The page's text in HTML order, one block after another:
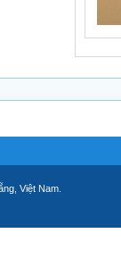
Việt Nam.